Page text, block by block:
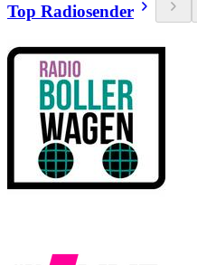
Top Radiosender